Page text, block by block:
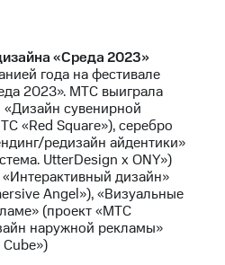
«Среда 2023»
года на фестивале
2023». МТС выиграла
сувенирной
«Red Square»), серебро
редизайн айдентики»
UtterDesign x ONY»)
дизайн»
Angel»), «Визуальные
(проект «МТС
наружной рекламы»